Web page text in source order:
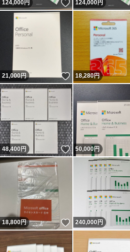
124,000円 いいね！
124,000円
21,000円 いいね！
18,280円
48,400円 いいね！
50,000円
18,800円 いいね！
240,000円